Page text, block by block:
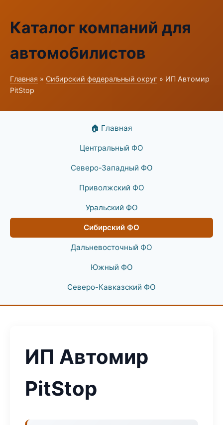
Каталог компаний для
автомобилистов
Главная » Сибирский федеральный округ » ИП Автомир
PitStop
🏠 Главная
Центральный ФО
Северо-Западный ФО
Приволжский ФО
Уральский ФО
Сибирский ФО
Дальневосточный ФО
Южный ФО
Северо-Кавказский ФО
ИП Автомир
PitStop